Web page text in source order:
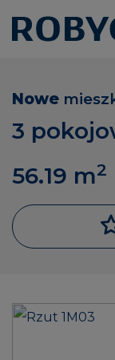
Nowe
3
56.19 m2